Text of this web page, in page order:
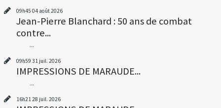
09h45 04 août 2026
Jean-Pierre Blanchard : 50 ans de combat
contre...
...
09h59 31 juil. 2026
IMPRESSIONS DE MARAUDE...
...
16h2128 juil. 2026